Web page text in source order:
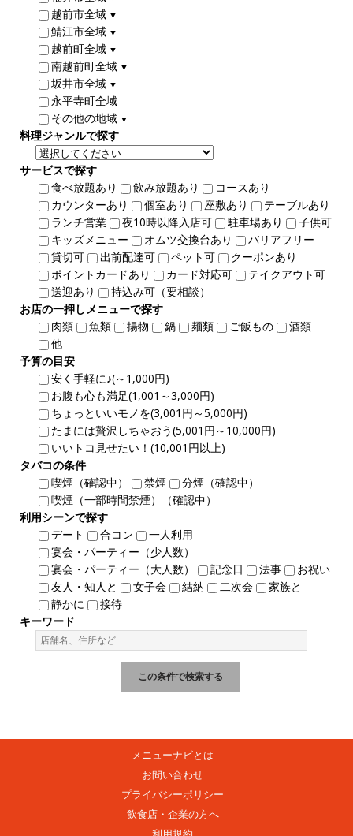
越前市全域 ▼
鯖江市全域 ▼
越前町全域 ▼
南越前町全域 ▼
坂井市全域 ▼
永平寺町全域
その他の地域 ▼
料理ジャンルで探す
サービスで探す
食べ放題あり
飲み放題あり
コースあり
カウンターあり
個室あり 座敷あり
テーブルあり
ランチ営業
夜10時以降入店可 駐車場あり
子供可
キッズメニュー
オムツ交換台あり
バリアフリー
貸切可
出前配達可 ペット可
クーポンあり
ポイントカードあり
カード対応可
テイクアウト可
送迎あり
持込み可（要相談）
お店の一押しメニューで探す
肉類
魚類 揚物 鍋 麺類 ご飯もの
酒類
他
予算の目安
安く手軽に♪(～1,000円)
お腹も心も満足(1,001～3,000円)
ちょっといいモノを(3,001円～5,000円)
たまには贅沢しちゃおう(5,001円～10,000円)
いいトコ見せたい！(10,001円以上)
タバコの条件
喫煙（確認中）
禁煙
分煙（確認中）
喫煙（一部時間禁煙）（確認中）
利用シーンで探す
デート
合コン
一人利用
宴会・パーティー（少人数）
宴会・パーティー（大人数）
記念日 法事
お祝い
友人・知人と
女子会 結納 二次会
家族と
静かに
接待
キーワード
メニューナビとは
お問い合わせ
プライバシーポリシー
飲食店・企業の方へ